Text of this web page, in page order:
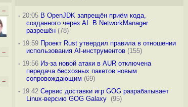
–
–
–
-20:05 В OpenJDK запрещён приём кода,
созданного через AI. В NetworkManager
разрешён(78)
-19:59 Проект Rust утвердил правила в отношении
использования AI-инструментов(155)
-19:56 Из-за новой атаки в AUR отключена
передача бесхозных пакетов новым
сопровождающим (69)
-19:42 Сервис доставки игр GOG разрабатывает
Linux-версию GOG Galaxy (95)